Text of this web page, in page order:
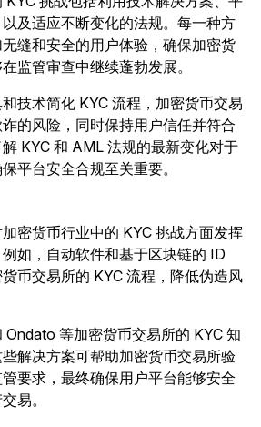
及适应不断变化的法规。每一种方
缝和安全的用户体验，确保加密货
监管审查中继续蓬勃发展。
技术简化 KYC 流程，加密货币交易
的风险，同时保持用户信任并符合
KYC 和 AML 法规的最新变化对于
平台安全合规至关重要。
密货币行业中的 KYC 挑战方面发挥
如，自动软件和基于区块链的 ID
币交易所的 KYC 流程，降低伪造风
等加密货币交易所的 KYC 知
解决方案可帮助加密货币交易所验
要求，最终确保用户平台能够安全
易。